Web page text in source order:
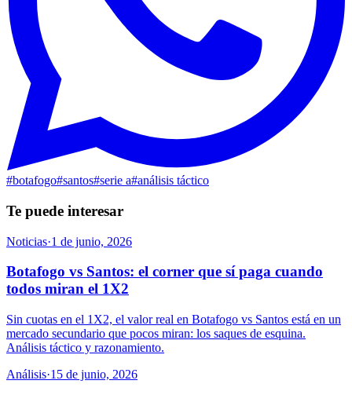
#botafogo#santos#serie a#análisis táctico
Te puede interesar
Noticias·1 de junio, 2026
Botafogo vs Santos: el corner que sí paga cuando
todos miran el 1X2
Sin cuotas en el 1X2, el valor real en Botafogo vs Santos está en un
mercado secundario que pocos miran: los saques de esquina.
Análisis táctico y razonamiento.
Análisis·15 de junio, 2026